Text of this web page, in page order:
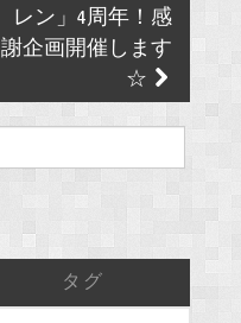
レン」4周年！感
謝企画開催します
☆
タグ